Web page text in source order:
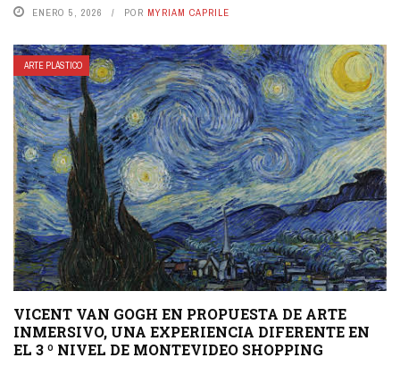
ENERO 5, 2026 POR MYRIAM CAPRILE
ARTE PLÁSTICO
VICENT VAN GOGH EN PROPUESTA DE ARTE
INMERSIVO, UNA EXPERIENCIA DIFERENTE EN
EL 3 º NIVEL DE MONTEVIDEO SHOPPING